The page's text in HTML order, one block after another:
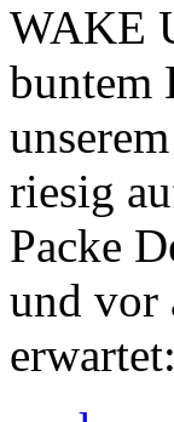
WAKE
buntem
riesig
Packe
und vor